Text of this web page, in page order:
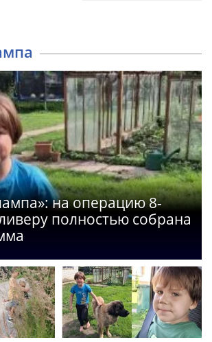
на операцию 8-
полностью собрана